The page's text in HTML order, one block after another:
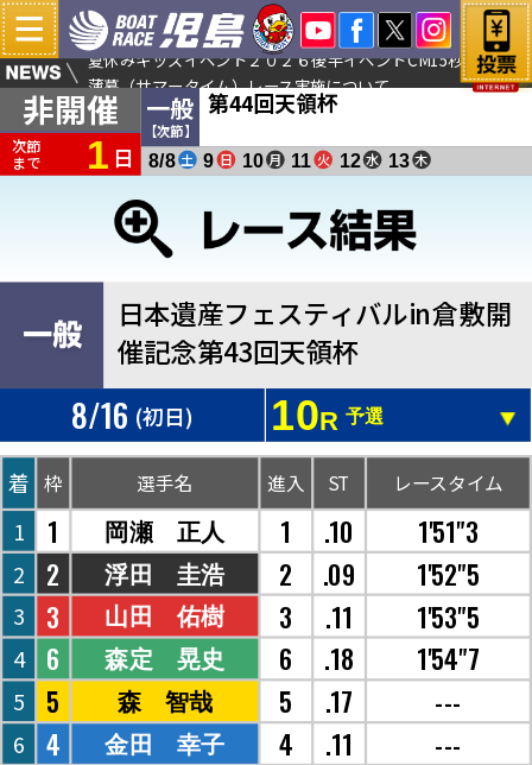
非開催
次節
まで 1 日
一般
【次節】
第44回天領杯
8/8 土 9 日 10 月 11 火 12 水 13 木
ＹｏｕＴｕｂｅ予想会生配信「児島クラリスLIVE！」
薄暮（サマータイム）レース実施について
夏休みキッズイベント２０２６後半イベントCM15秒をアップ
8/16 (初日) 10R 予選
日本遺産フェスティバルin倉敷開
催記念第43回天領杯
着 枠 選手名 進入 ST レースタイム
1 1 岡瀬 正人 1 .10 1'51"3
2 2 浮田 圭浩 2 .09 1'52"5
3 3 山田 佑樹 3 .11 1'53"5
4 6 森定 晃史 6 .18 1'54"7
5 5 森 智哉 5 .17 ---
6 4 金田 幸子 4 .11 ---